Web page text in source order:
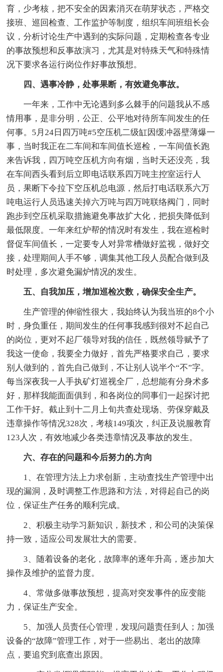
育，少考核，把不安全的因素消灭在萌芽状态，严格交
接班、巡回检查、工作监护等制度，组织车间班组长会
议，分析讨论生产中遇到的实际问题，定期检查各专业
的事故预想和反事故演习，尤其是对特殊天气和特殊情
况下要求各运行岗位作好事故预想。
四、遇事冷静，处事果断，有效避免事故。
一年来，工作中无论遇到多么棘手的问题我从不感
情用事，是非分明，公正、公平地对待所车间发生的任
何事。5月24日四万吨#5空压机二级缸因缓冲器壁薄爆一
事，当时我正在二车间和车间值长巡检，一车间值长跑
来告诉我，四万吨空压机方向有烟，当时天还没亮，我
在车间西头看到后立即电话联系四万吨主控室运行人
员，果断下令拉下空压机总电源，然后打电话联系六万
吨电运行人员迅速关掉六万吨与四万吨联络阀门，同时
跑步到空压机采取措施避免事故扩大化，把损失降低到
最低限度。一年来红炉帮的情况时有发生，我在巡检时
督促车间值长，一定要专人对异常槽做好监视，做好交
接，处理期间人手不够，调集其他工段人员配合做到及
时处理，多次避免漏炉情况的发生。
五、自我加压，增加巡检次数，确保安全生产。
生产管理的伸缩性很大，我始终认为我当班的8个小
时，身负重任，期间发生的任何事我感到很对不起自己
的岗位，更对不起厂领导对我的信任，既然领导赋予了
我这一使命，我要全力做好，首先严格要求自己，要求
别人做到的，首先自己做到，不让别人说半个“不”字。
每当深夜我一人手执矿灯巡视全厂，总想能有分身术多
好，那样我能面面俱到，和各岗位的同事们一起探讨把
工作干好。截止到十二月上旬共查处现场、劳保穿戴及
违章操作等情况328次，考核149项次，纠正及说服教育
123人次，有效地减少各类违章情况及事故的发生。
六、存在的问题和今后努力的.方向
1、在管理方法上力求创新，主动查找生产管理中出
现的漏洞，及时调整工作思路和方法，对得起自己的岗
位，保证生产任务的顺利完成。
2、积极主动学习新知识，新技术，和公司的决策保
持一致，适应公司发展壮大的需要。
3、随着设备的老化，故障率的逐年升高，逐步加大
操作及维护的监督力度。
4、常做多做事故预想，提高对突发事件的应变能
力，保证生产安全。
5、加强人员责任心管理，发现问题责任到人；加强
设备的“故障”管理工作，对于一些易出、老出的故障
点，要追究到底查出原因。